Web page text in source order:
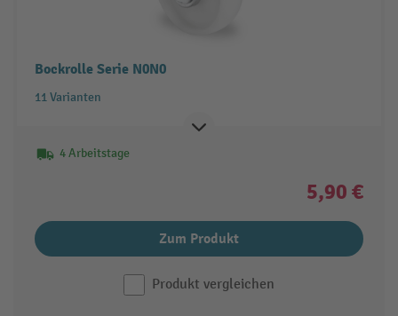
Bockrolle Serie N0N0
11 Varianten
4 Arbeitstage
5,90 €
Zum Produkt
Produkt vergleichen